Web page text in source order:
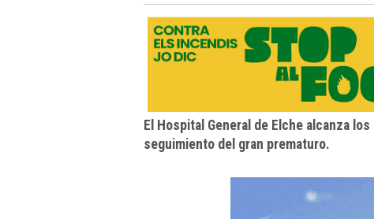
El Hospital General de Elche alcanza
seguimiento del gran prematuro.